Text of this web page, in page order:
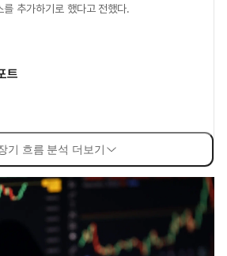
추가하기로 했다고 전했다.
트
기 흐름 분석 더보기